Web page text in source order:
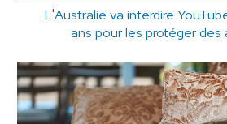
L'Australie va interdire
ans pour les protéger des